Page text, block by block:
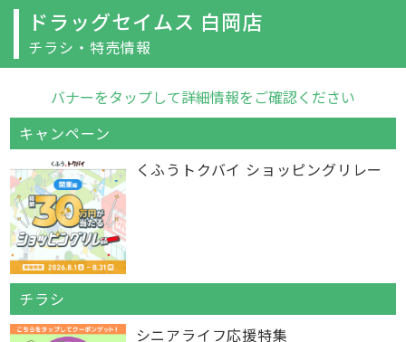
ドラッグセイムス 白岡店
チラシ・特売情報
バナーをタップして詳細情報をご確認ください
キャンペーン
くふうトクバイ ショッピングリレー
チラシ
シニアライフ応援特集